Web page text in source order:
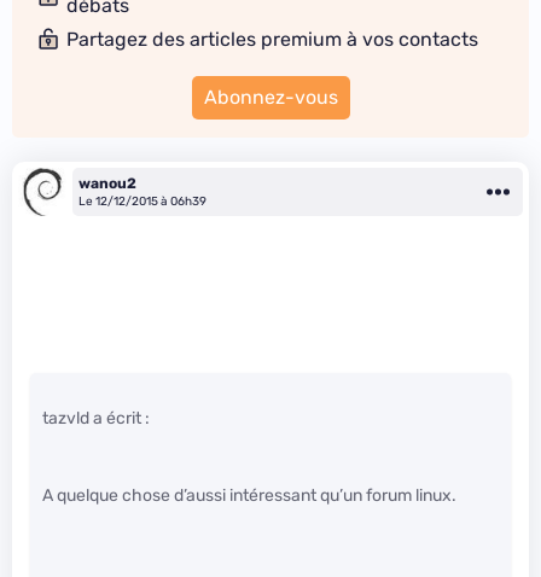
débats
Partagez des articles premium à vos contacts
Abonnez-vous
wanou2
Le 12/12/2015 à 06h39
tazvld a écrit :
A quelque chose d’aussi intéressant qu’un forum linux.